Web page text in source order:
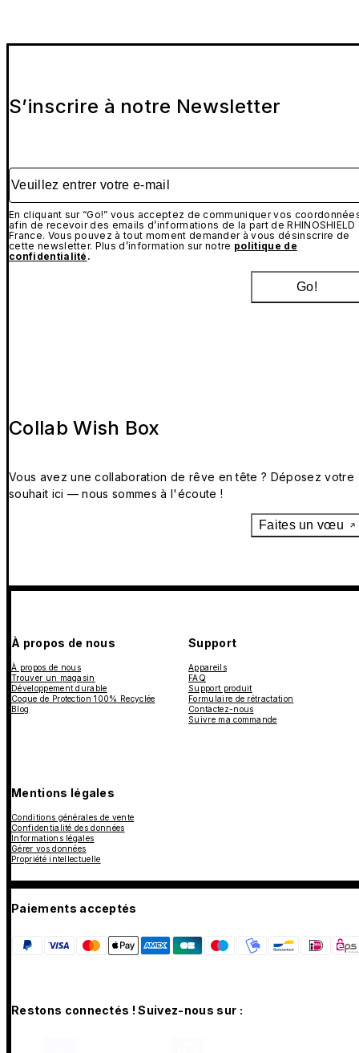
S’inscrire à notre Newsletter
Veuillez entrer votre e-mail
En cliquant sur “Go!” vous acceptez de communiquer vos
afin de recevoir des emails d’informations de la part de RHINOSHIELD
France. Vous pouvez à tout moment demander à vous désinscrire de
cette newsletter. Plus d’information sur notre politique de
confidentialité .
Go!
Collab Wish Box
Vous avez une collaboration de rêve en tête ? Déposez votre
souhait ici — nous sommes à l'écoute !
Faites un vœu
À propos de nous
À propos de nous
Trouver un magasin
Développement durable
Coque de Protection 100% Recyclée
Blog
Support
Appareils
FAQ
Support produit
Formulaire de rétractation
Contactez-nous
Suivre ma commande
Mentions légales
Conditions générales de vente
Confidentialité des données
Informations légales
Gérer vos données
Propriété intellectuelle
Paiements acceptés
Restons connectés ! Suivez-nous sur :